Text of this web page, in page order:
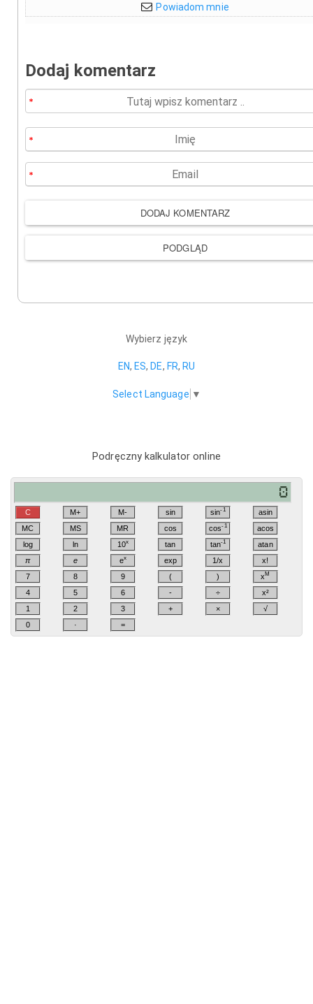
Powiadom mnie
Dodaj komentarz
Wybierz język
EN, ES, DE, FR, RU
Select Language ▼
Podręczny kalkulator online
C M+ M- sin sin-1
asin
MC
MS MR cos cos-1
acos
log
ln 10x tan tan-1
atan
π
e ex exp 1/x
x!
7
8 9 ( ) xM
4 5 6 - ÷
x²
1
2 3 + ×
√
0
· =